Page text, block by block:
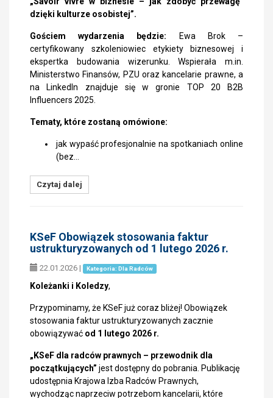
dzięki kulturze osobistej”.
Gościem wydarzenia będzie:
Ewa Brok –
certyfikowany szkoleniowiec etykiety biznesowej i
ekspertka budowania wizerunku. Wspierała m.in.
Ministerstwo Finansów, PZU oraz kancelarie prawne, a
na LinkedIn znajduje się w gronie TOP 20 B2B
Influencers 2025.
Tematy, które zostaną omówione:
jak wypaść profesjonalnie na spotkaniach online
(bez…
Czytaj dalej
KSeF Obowiązek stosowania faktur
ustrukturyzowanych od 1 lutego 2026 r.
22.01.2026 | Kategoria: Dla Radców
Koleżanki i Koledzy,
Przypominamy, że KSeF już coraz bliżej! Obowiązek
stosowania faktur ustrukturyzowanych zacznie
obowiązywać od 1 lutego 2026 r.
„KSeF dla radców prawnych – przewodnik dla
początkujących” jest dostępny do pobrania. Publikację
udostępnia Krajowa Izba Radców Prawnych,
wychodząc naprzeciw potrzebom kancelarii, które